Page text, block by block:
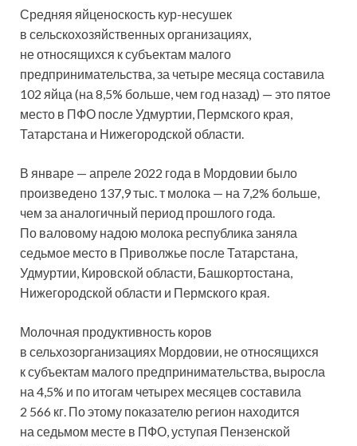
Средняя яйценоскость кур-несушек
в сельскохозяйственных организациях,
не относящихся к субъектам малого
предпринимательства, за четыре месяца составила
102 яйца (на 8,5% больше, чем год назад) — это пятое
место в ПФО после Удмуртии, Пермского края,
Татарстана и Нижегородской области.
В январе — апреле 2022 года в Мордовии было
произведено 137,9 тыс. т молока — на 7,2% больше,
чем за аналогичный период прошлого года.
По валовому надою молока республика заняла
седьмое место в Приволжье после Татарстана,
Удмуртии, Кировской области, Башкортостана,
Нижегородской области и Пермского края.
Молочная продуктивность коров
в сельхозорганизациях Мордовии, не относящихся
к субъектам малого предпринимательства, выросла
на 4,5% и по итогам четырех месяцев составила
2 566 кг. По этому показателю регион находится
на седьмом месте в ПФО, уступая Пензенской